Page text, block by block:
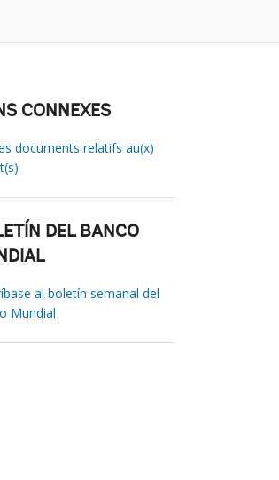
CONNEXES
documents relatifs au(x)
DEL BANCO
al boletín semanal del
Mundial